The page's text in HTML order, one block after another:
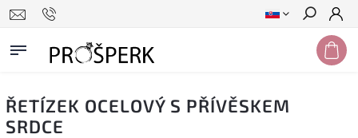
Hľadať
ŘETÍZEK OCELOVÝ S PŘÍVĚSKEM
SRDCE